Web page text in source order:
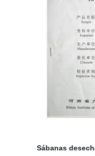
Sábanas